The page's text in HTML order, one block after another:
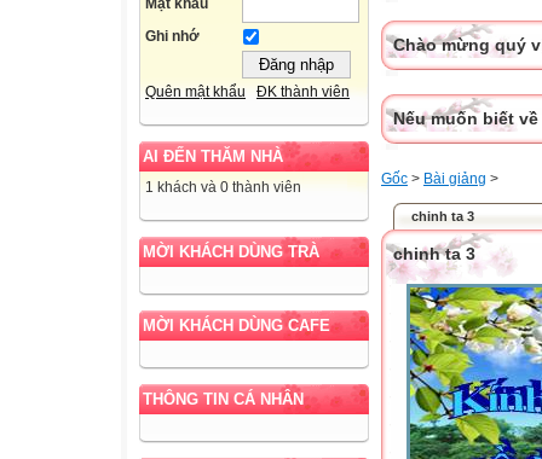
Ghi nhớ
Quên mật khẩu ĐK thành viên
AI ĐẾN THĂM NHÀ
1 khách và 0 thành viên
MỜI KHÁCH DÙNG TRÀ
MỜI KHÁCH DÙNG CAFE
THÔNG TIN CÁ NHÂN
Chào mừng quý
Nếu muốn biết
Gốc > Bài giảng >
chinh ta 3
chinh ta 3